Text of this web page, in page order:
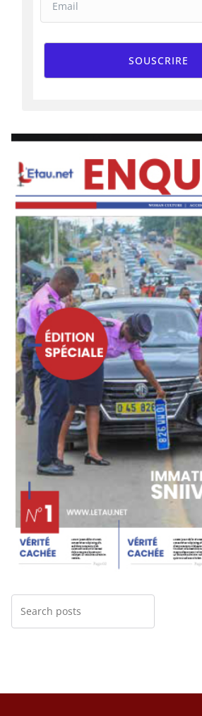
SOUSCRIRE